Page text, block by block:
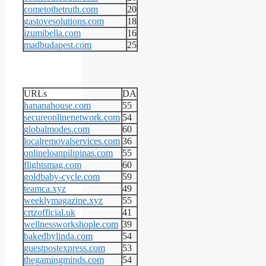
cometothetruth.com
20
gastovesolutions.com
18
izumibella.com
16
madbudapest.com
25
URLs
DA
hananahouse.com
55
secureonlinenetwork.com 54
globalmodes.com
60
localremovalservices.com 36
onlineloanpilipinas.com
55
flightsmag.com
60
goldbaby-cycle.com
59
teamca.xyz
49
weeklymagazine.xyz
55
crtzofficial.uk
41
wellnessworkshople.com 39
bakedbylinda.com
54
guestpostexpress.com
53
thegamingminds.com
54